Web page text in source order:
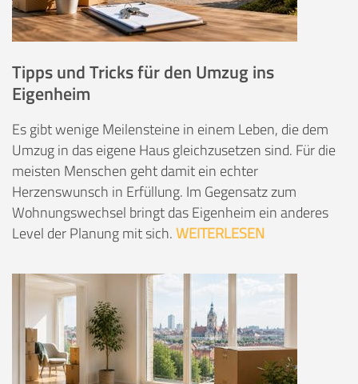
Tipps und Tricks für den Umzug ins
Eigenheim
Es gibt wenige Meilensteine in einem Leben, die dem
Umzug in das eigene Haus gleichzusetzen sind. Für die
meisten Menschen geht damit ein echter
Herzenswunsch in Erfüllung. Im Gegensatz zum
Wohnungswechsel bringt das Eigenheim ein anderes
Level der Planung mit sich.WEITERLESEN